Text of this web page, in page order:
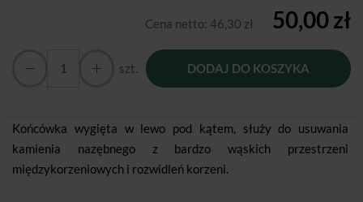
Cena netto: 46,30 zł 50,00 zł
szt. DODAJ DO KOSZYKA
Końcówka wygięta w lewo pod kątem, służy do usuwania
kamienia nazębnego z bardzo wąskich przestrzeni
międzykorzeniowych i rozwidleń korzeni.